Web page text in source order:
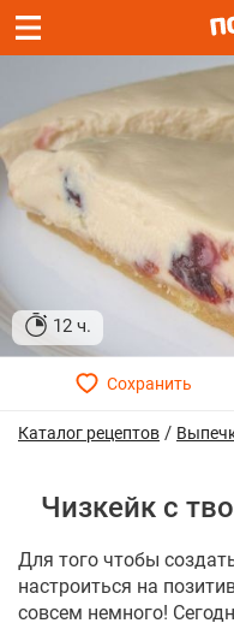
12 ч.
Каталог рецептов /
Чизкейк с
Для того чтобы
настроиться на
совсем немного!